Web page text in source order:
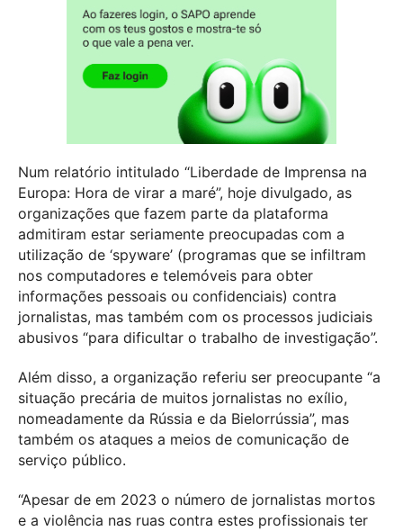
Num relatório intitulado “Liberdade de Imprensa na
Europa: Hora de virar a maré”, hoje divulgado, as
organizações que fazem parte da plataforma
admitiram estar seriamente preocupadas com a
utilização de ‘spyware’ (programas que se infiltram
nos computadores e telemóveis para obter
informações pessoais ou confidenciais) contra
jornalistas, mas também com os processos judiciais
abusivos “para dificultar o trabalho de investigação”.
Além disso, a organização referiu ser preocupante “a
situação precária de muitos jornalistas no exílio,
nomeadamente da Rússia e da Bielorrússia”, mas
também os ataques a meios de comunicação de
serviço público.
“Apesar de em 2023 o número de jornalistas mortos
e a violência nas ruas contra estes profissionais ter